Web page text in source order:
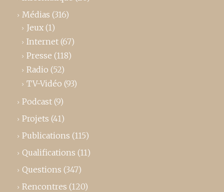
Médias (316)
Jeux (1)
Internet (67)
Presse (118)
Radio (52)
TV-Vidéo (93)
Podcast (9)
Projets (41)
Publications (115)
Qualifications (11)
Questions (347)
Rencontres (120)